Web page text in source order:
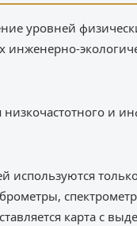
уровней
и
используются
карта с